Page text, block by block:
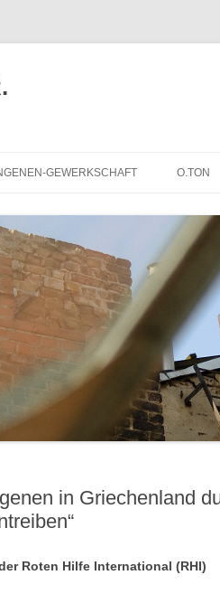
GEWERKSCHAFT O.TON
in Griechenland
Roten Hilfe International (RHI)